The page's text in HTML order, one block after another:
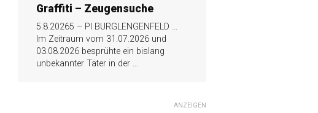
Graffiti – Zeugensuche
5.8.20265 – PI BURGLENGENFELD …
Im Zeitraum vom 31.07.2026 und
03.08.2026 besprühte ein bislang
unbekannter Täter in der ...
ANZEIGEN